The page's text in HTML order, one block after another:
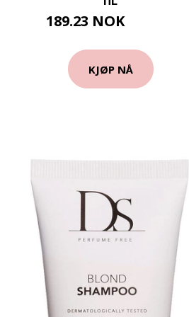
189.23 NOK
KJØP NÅ